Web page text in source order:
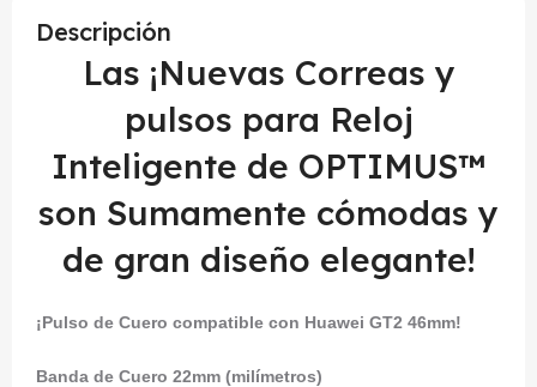
Descripción
Las ¡Nuevas Correas y
pulsos para Reloj
Inteligente de OPTIMUS™
son Sumamente cómodas y
de gran diseño elegante!
¡Pulso de Cuero compatible con Huawei GT2 46mm!
Banda de Cuero 22mm (milímetros)